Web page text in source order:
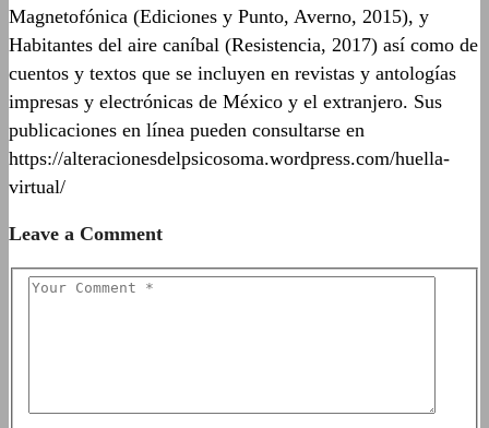
Magnetofónica (Ediciones y Punto, Averno, 2015), y
Habitantes del aire caníbal (Resistencia, 2017) así como de
cuentos y textos que se incluyen en revistas y antologías
impresas y electrónicas de México y el extranjero. Sus
publicaciones en línea pueden consultarse en
https://alteracionesdelpsicosoma.wordpress.com/huella-
virtual/
Leave a Comment